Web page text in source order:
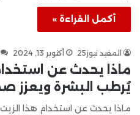
أكمل القراءة »
المفيد نيوز25 أكتوبر 13, 2024
ماذا يحدث عن
يُرطب البشرة ويعزز
ماذا يحدث عن استخدام هذا الزيت